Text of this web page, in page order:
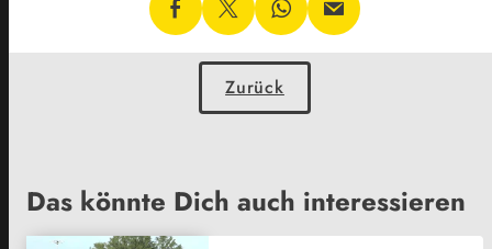
Zurück
Das könnte Dich auch interessieren